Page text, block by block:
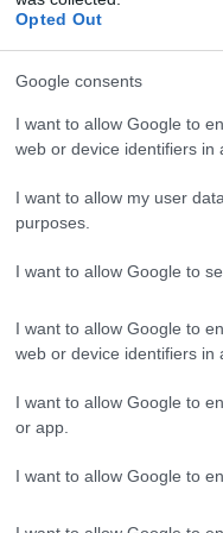
Opted Out
Google consents
I want to allow Google to
web or device identifiers in
I want to allow my user
purposes.
I want to allow Google to
I want to allow Google to
web or device identifiers in
I want to allow Google to
or app.
I want to allow Google to
en fonds de capital-
dans le secteur
extrêmement